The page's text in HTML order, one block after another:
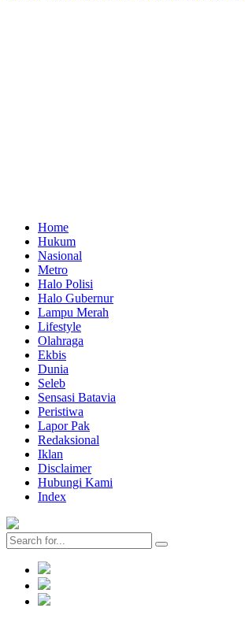
Home
Hukum
Nasional
Metro
Halo Polisi
Halo Gubernur
Lampu Merah
Lifestyle
Olahraga
Ekbis
Dunia
Seleb
Sensasi Batavia
Peristiwa
Lapor Pak
Redaksional
Iklan
Disclaimer
Hubungi Kami
Index